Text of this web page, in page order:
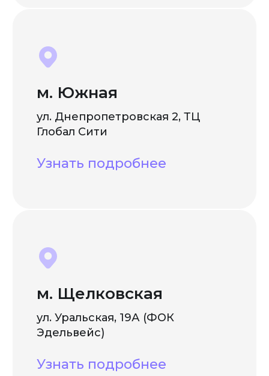
м. Южная
ул. Днепропетровская 2, ТЦ
Глобал Сити
Узнать подробнее
м. Щелковская
ул. Уральская, 19А (ФОК
Эдельвейс)
Узнать подробнее